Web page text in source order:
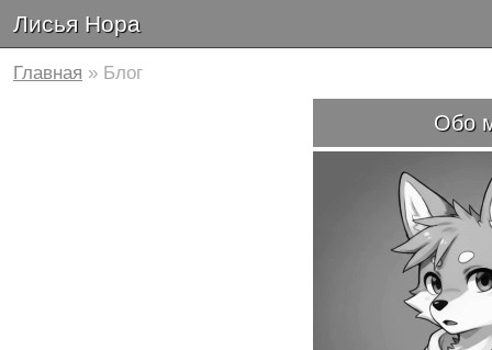
Лисья Нора
Главная » Блог
Обо